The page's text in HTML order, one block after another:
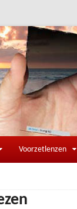
Voorzetlenzen